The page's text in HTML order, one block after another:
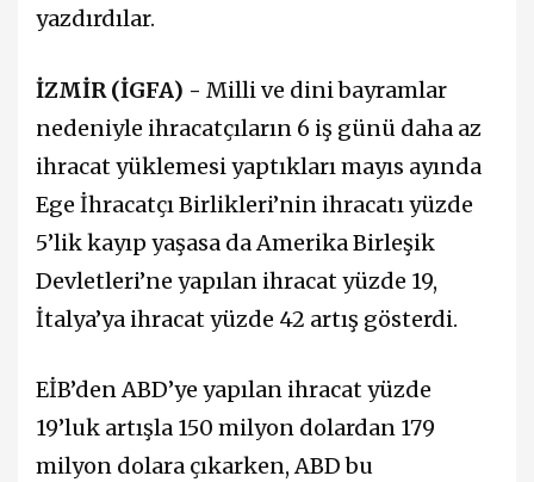
yazdırdılar.
İZMİR (İGFA) - Milli ve dini bayramlar
nedeniyle ihracatçıların 6 iş günü daha az
ihracat yüklemesi yaptıkları mayıs ayında
Ege İhracatçı Birlikleri’nin ihracatı yüzde
5’lik kayıp yaşasa da Amerika Birleşik
Devletleri’ne yapılan ihracat yüzde 19,
İtalya’ya ihracat yüzde 42 artış gösterdi.
EİB’den ABD’ye yapılan ihracat yüzde
19’luk artışla 150 milyon dolardan 179
milyon dolara çıkarken, ABD bu